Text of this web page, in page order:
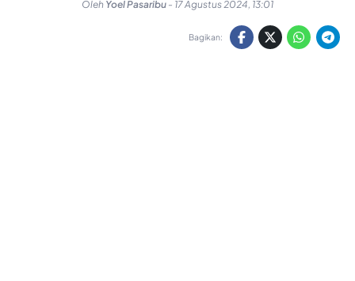
Oleh Yoel Pasaribu - 17 Agustus 2024, 13:01
Bagikan: